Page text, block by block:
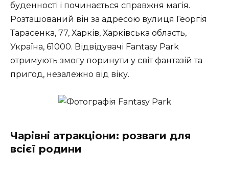
буденності і починається справжня магія.
Розташований він за адресою вулиця Георгія
Тарасенка, 77, Харків, Харківська область,
Україна, 61000. Відвідувачі Fantasy Park
отримують змогу поринути у світ фантазій та
пригод, незалежно від віку.
Чарівні атракціони: розваги для
всієї родини